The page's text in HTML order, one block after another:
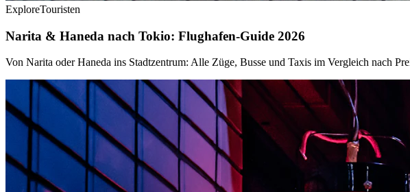
ExploreTouristen
Narita & Haneda nach Tokio: Flughafen-Guide 2026
Von Narita oder Haneda ins Stadtzentrum: Alle Züge, Busse und Taxis im Vergleich nach